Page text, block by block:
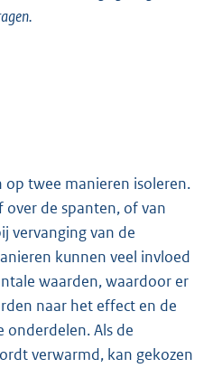
op twee manieren isoleren.
over de spanten, of van
vervanging van de
kunnen veel invloed
waarden, waardoor er
naar het effect en de
onderdelen. Als de
verwarmd, kan gekozen